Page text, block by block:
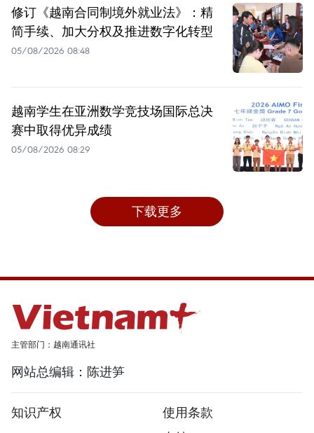
修订《越南合同制境外就业法》：精
简手续、加大分权及推进数字化转型
05/08/2026 08:48
越南学生在亚洲数学竞技场国际总决
赛中取得优异成绩
05/08/2026 08:29
下载更多
主管部门：越南通讯社
网站总编辑：陈进笋
知识产权
使用条款